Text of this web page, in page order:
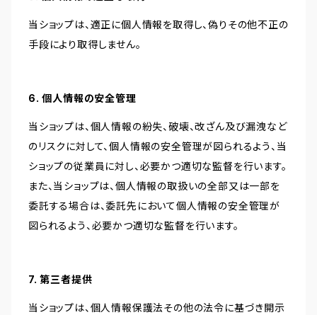
当ショップは、適正に個人情報を取得し、偽りその他不正の
手段により取得しません。
6. 個人情報の安全管理
当ショップは、個人情報の紛失、破壊、改ざん及び漏洩など
のリスクに対して、個人情報の安全管理が図られるよう、当
ショップの従業員に対し、必要かつ適切な監督を行います。
また、当ショップは、個人情報の取扱いの全部又は一部を
委託する場合は、委託先において個人情報の安全管理が
図られるよう、必要かつ適切な監督を行います。
7. 第三者提供
当ショップは、個人情報保護法その他の法令に基づき開示